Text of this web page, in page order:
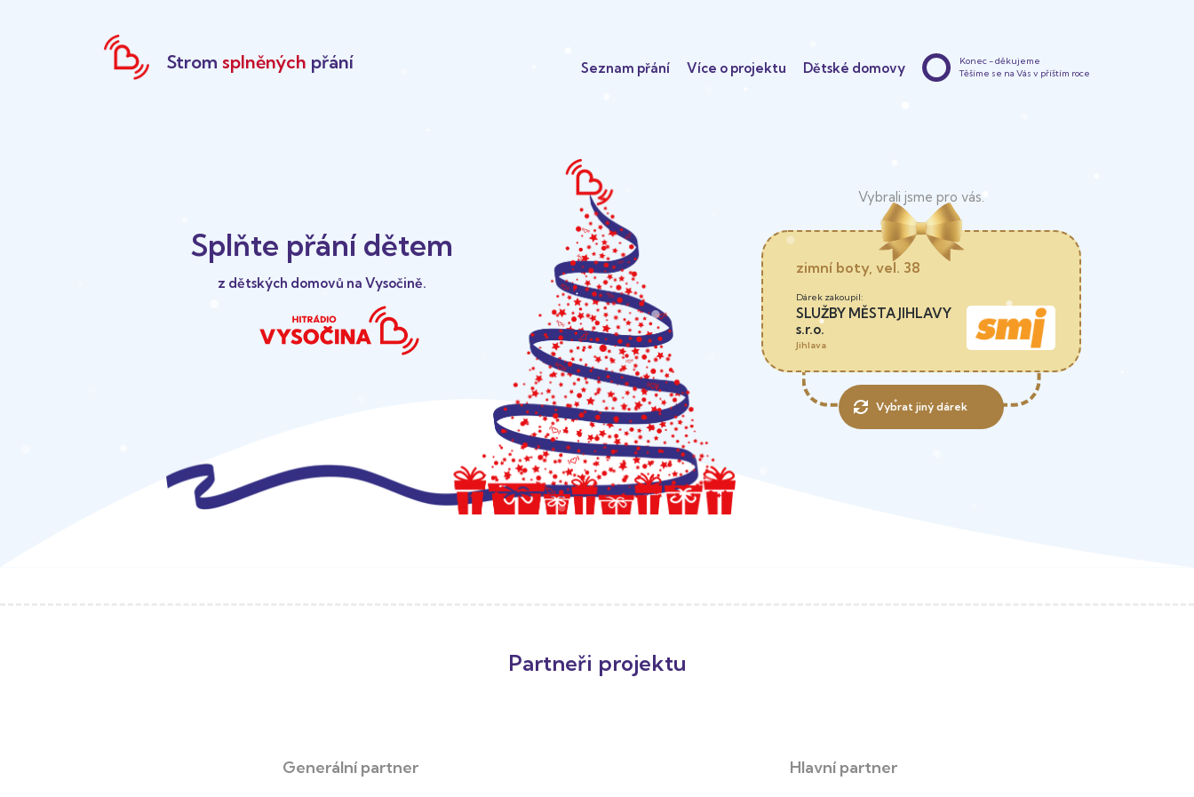
Strom splněných přání Seznam přání Více o projektu Dětské domovy
Konec - děkujeme
Těšíme se na Vás v příštím roce
Splňte přání dětem
z dětských domovů na Vysočině.
Vybrat jiný dárek
zimní boty, vel. 38
SLUŽBY MĚSTA JIHLAVY
s.r.o.
Jihlava
Partneři projektu
Generální partner Hlavní partner